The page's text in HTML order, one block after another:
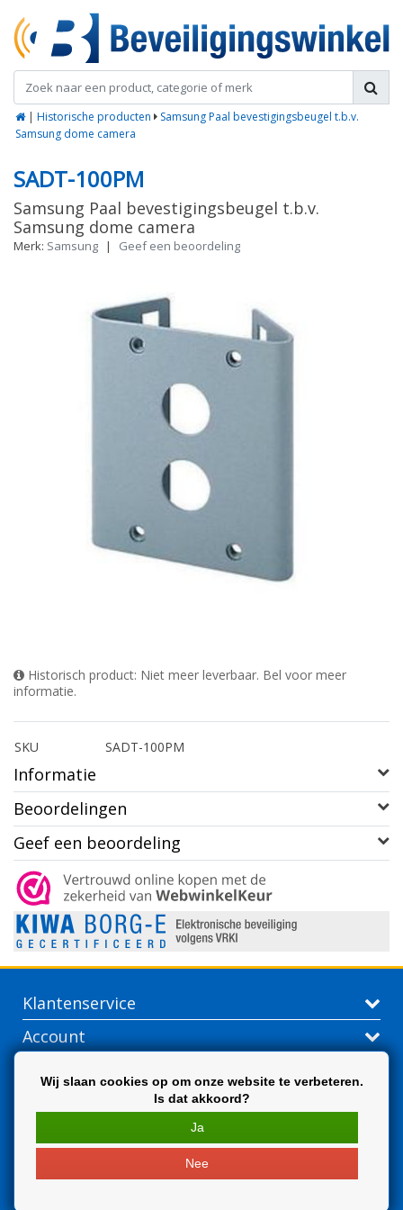
| Historische producten
Samsung Paal bevestigingsbeugel t.b.v.
Samsung dome camera
SADT-100PM
Samsung Paal bevestigingsbeugel t.b.v.
Samsung dome camera
Merk: Samsung | Geef een beoordeling
Historisch product: Niet meer leverbaar. Bel voor meer
informatie.
SKU SADT-100PM
Informatie
Beoordelingen
Geef een beoordeling
Klantenservice
Account
Wij slaan cookies op om onze website te verbeteren.
Is dat akkoord?
Ja
Nee